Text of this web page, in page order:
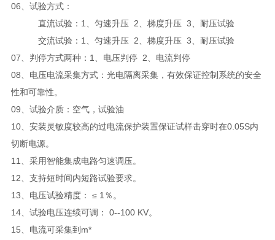
06、试验方式：
直流试验：1、匀速升压 2、梯度升压 3、耐压试验
交流试验：1、匀速升压 2、梯度升压 3、耐压试验
07、判停方式两种：1、电压判停 2、电流判停
08、电压电流采集方式：光电隔离采集，有效保证控制系统的安全
性和可靠性。
09、试验介质：空气，试验油
10、安装灵敏度较高的过电流保护装置保证试样击穿时在0.05S内
切断电源。
11、采用智能集成电路匀速调压。
12、支持短时间内短路试验要求。
13、电压试验精度： ≤ 1％。
14、试验电压连续可调： 0--100 KV。
15、电流可采集到m*